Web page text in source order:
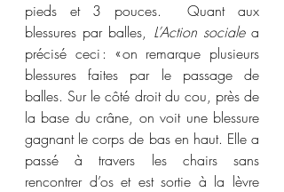
pieds et 3 pouces.  Quant aux
blessures par balles, L’Action sociale a
précisé ceci : « on remarque plusieurs
blessures faites par le passage de
balles. Sur le côté droit du cou, près de
la base du crâne, on voit une blessure
gagnant le corps de bas en haut. Elle a
passé à travers les chairs sans
rencontrer d’os et est sortie à la lèvre